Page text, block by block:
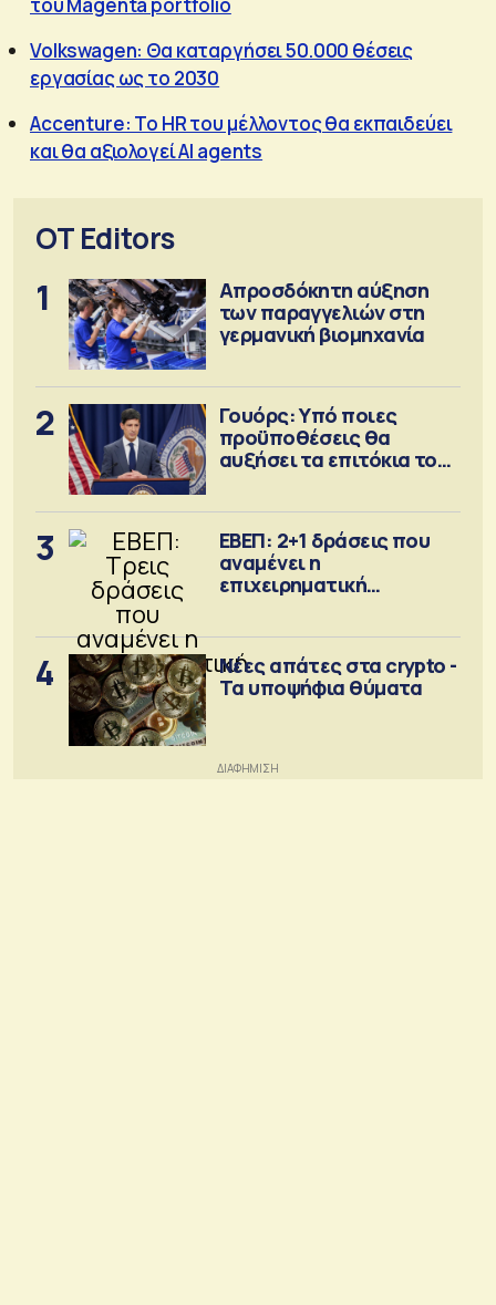
του Magenta portfolio
Volkswagen: Θα καταργήσει 50.000 θέσεις
εργασίας ως το 2030
Accenture: Το HR του μέλλοντος θα εκπαιδεύει
και θα αξιολογεί AI agents
OT Editors
1
Απροσδόκητη αύξηση
των παραγγελιών στη
γερμανική βιομηχανία
2
Γουόρς: Υπό ποιες
προϋποθέσεις θα
αυξήσει τα επιτόκια τον
3
ΕΒΕΠ: 2+1 δράσεις που
αναμένει η
επιχειρηματική
4
Νέες απάτες στα crypto -
Τα υποψήφια θύματα